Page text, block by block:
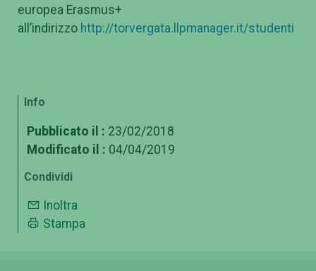
europea Erasmus+
all’indirizzo http://torvergata.llpmanager.it/studenti
Info
Pubblicato il : 23/02/2018
Modificato il : 04/04/2019
Condividi
Inoltra
Stampa